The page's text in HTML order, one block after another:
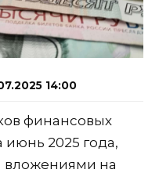
14:00
финансовых
июнь 2025 года,
на